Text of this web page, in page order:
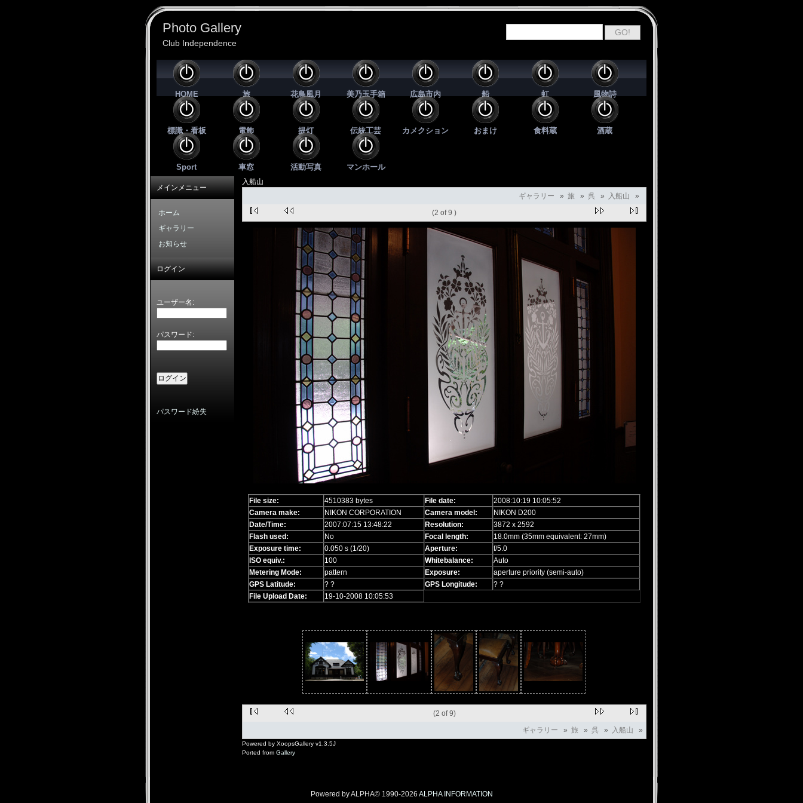
Photo Gallery
Club Independence
HOME 旅 花鳥風月 美乃玉手箱 広島市内 船 虹 風物詩
標識・看板 電飾 提灯 伝統工芸 カメクション おまけ 食料蔵 酒蔵
Sport 車窓 活動写真 マンホール
入船山
ギャラリー » 旅 » 呉 » 入船山 »
(2 of 9 )
File size: 4510383 bytes File date:
2008:10:19 10:05:52
Camera make:
NIKON CORPORATION Camera model:
NIKON D200
Date/Time:
2007:07:15 13:48:22 Resolution:
3872 x 2592
Flash used:
No Focal length:
18.0mm (35mm equivalent: 27mm)
Exposure time:
0.050 s (1/20) Aperture:
f/5.0
ISO equiv.:
100 Whitebalance:
Auto
Metering Mode:
pattern Exposure:
aperture priority (semi-auto)
GPS Latitude:
? ? GPS Longitude:
? ?
File Upload Date:
19-10-2008 10:05:53
(2 of 9)
ギャラリー » 旅 » 呉 » 入船山 »
Powered by XoopsGallery v1.3.5J
Ported from Gallery
メインメニュー
ホーム
ギャラリー
お知らせ
ログイン
ユーザー名:
パスワード:
パスワード紛失
Powered by ALPHA© 1990-2026 ALPHA INFORMATION